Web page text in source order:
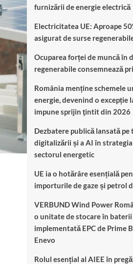
furnizării de energie electrică
Electricitatea UE: Aproape
asigurat de surse
Ocuparea forței de muncă în
regenerabile consemnează
România menține schemele
energie, devenind o excepție
impune sprijin ţintit din 2026
Dezbatere publică lansată
digitalizării și a AI în
sectorul energetic
UE ia o hotărâre esențială
importurile de gaze și petrol
VERBUND Wind Power
o unitate de stocare în
implementată EPC de Prime
Enevo
Rolul esențial al AIEE în